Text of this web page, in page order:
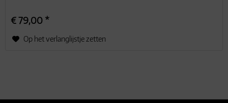
€ 79,00 *
Op het verlanglijstje zetten